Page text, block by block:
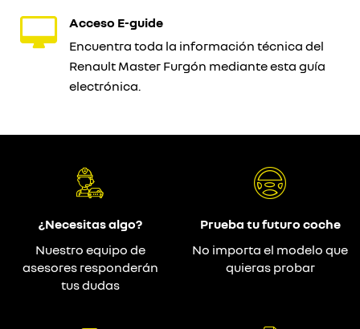
Acceso E-guide
Encuentra toda la información técnica del
Renault Master Furgón mediante esta guía
electrónica.
¿Necesitas algo?
Nuestro equipo de
asesores responderán
tus dudas
Prueba tu futuro coche
No importa el modelo que
quieras probar